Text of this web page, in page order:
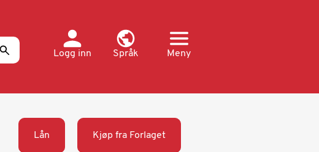
Logg inn
Språk Meny
Lån Kjøp fra Forlaget